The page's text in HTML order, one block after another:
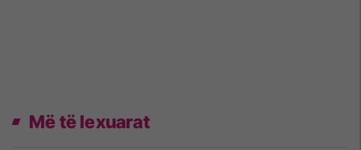
Më të lexuarat